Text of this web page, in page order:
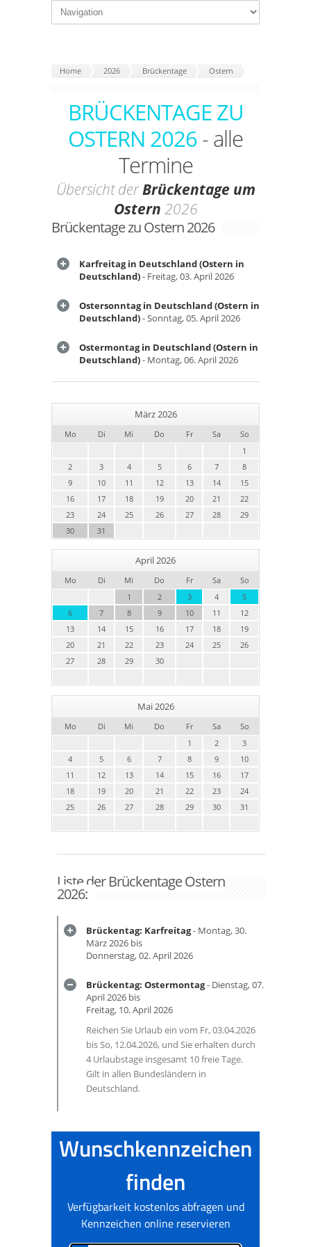
Home 2026 Brückentage Ostern
BRÜCKENTAGE ZU
OSTERN 2026- alle
Termine
Übersicht derBrückentage um
Ostern 2026
Brückentage zu Ostern 2026
Karfreitag in Deutschland (Ostern in
Deutschland)- Freitag, 03. April 2026
Ostersonntag in Deutschland (Ostern in
Deutschland)- Sonntag, 05. April 2026
Ostermontag in Deutschland (Ostern in
Deutschland)- Montag, 06. April 2026
März 2026
Mo Di Mi Do Fr Sa
So
1
2
3 4 5 6 7
8
9
10 11 12 13 14
15
16
17 18 19 20 21
22
23
24 25 26 27 28
29
30
31
April 2026
Mo Di Mi Do Fr Sa
So
1
2 3 4
5
6
7 8 9 10 11
12
13
14 15 16 17 18
19
20
21 22 23 24 25
26
27
28 29 30
Mai 2026
Mo Di Mi Do Fr Sa
So
1
2
3
4
5 6 7 8 9
10
11
12 13 14 15 16
17
18
19 20 21 22 23
24
25
26 27 28 29 30 31
Liste der Brückentage Ostern
2026:
Brückentag: Karfreitag- Montag, 30.
März 2026 bis
Donnerstag, 02. April 2026
Brückentag: Ostermontag- Dienstag, 07.
April 2026 bis
Freitag, 10. April 2026
Reichen Sie Urlaub ein vom Fr, 03.04.2026
bis So, 12.04.2026, und Sie erhalten durch
4 Urlaubstage insgesamt 10 freie Tage.
Gilt in allen Bundesländern in
Deutschland.